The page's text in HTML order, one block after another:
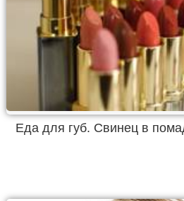
Еда для губ. Свинец в